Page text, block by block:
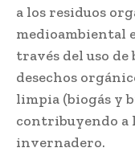
a los residuos
medioambiental
través del uso
desechos
limpia (biogás y
contribuyendo a
invernadero.